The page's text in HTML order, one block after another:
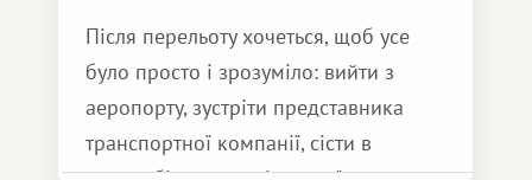
Після перельоту хочеться, щоб усе
було просто і зрозуміло: вийти з
аеропорту, зустріти представника
транспортної компанії, сісти в